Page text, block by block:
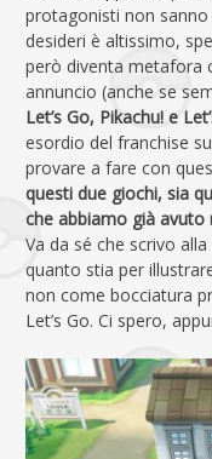
protagonisti non
desideri è altissimo,
però diventa metafora
annuncio (anche se
Let’s Go, Pikachu! e
esordio del franchise
provare a fare con
questi due giochi, sia
che abbiamo già avuto
Va da sé che scrivo
quanto stia per
non come bocciatura
Let’s Go. Ci spero,